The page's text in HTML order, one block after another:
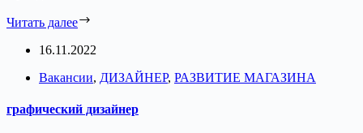
Читать далее
16.11.2022
Вакансии, ДИЗАЙНЕР, РАЗВИТИЕ МАГАЗИНА
графический дизайнер